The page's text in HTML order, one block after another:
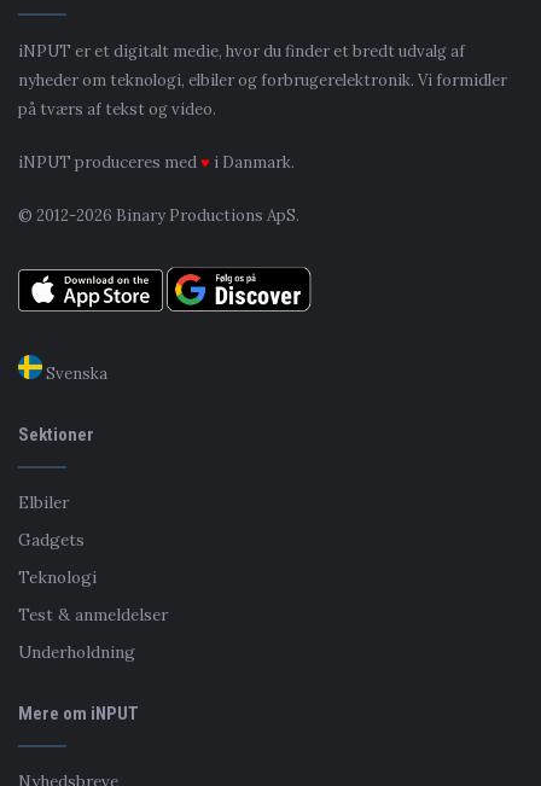
iNPUT er et digitalt medie, hvor du finder et bredt udvalg af
nyheder om teknologi, elbiler og forbrugerelektronik. Vi formidler
på tværs af tekst og video.
iNPUT produceres med♥ i Danmark.
© 2012-2026 Binary Productions ApS.
Svenska
Sektioner
Elbiler
Gadgets
Teknologi
Test & anmeldelser
Underholdning
Mere om iNPUT
Nyhedsbreve